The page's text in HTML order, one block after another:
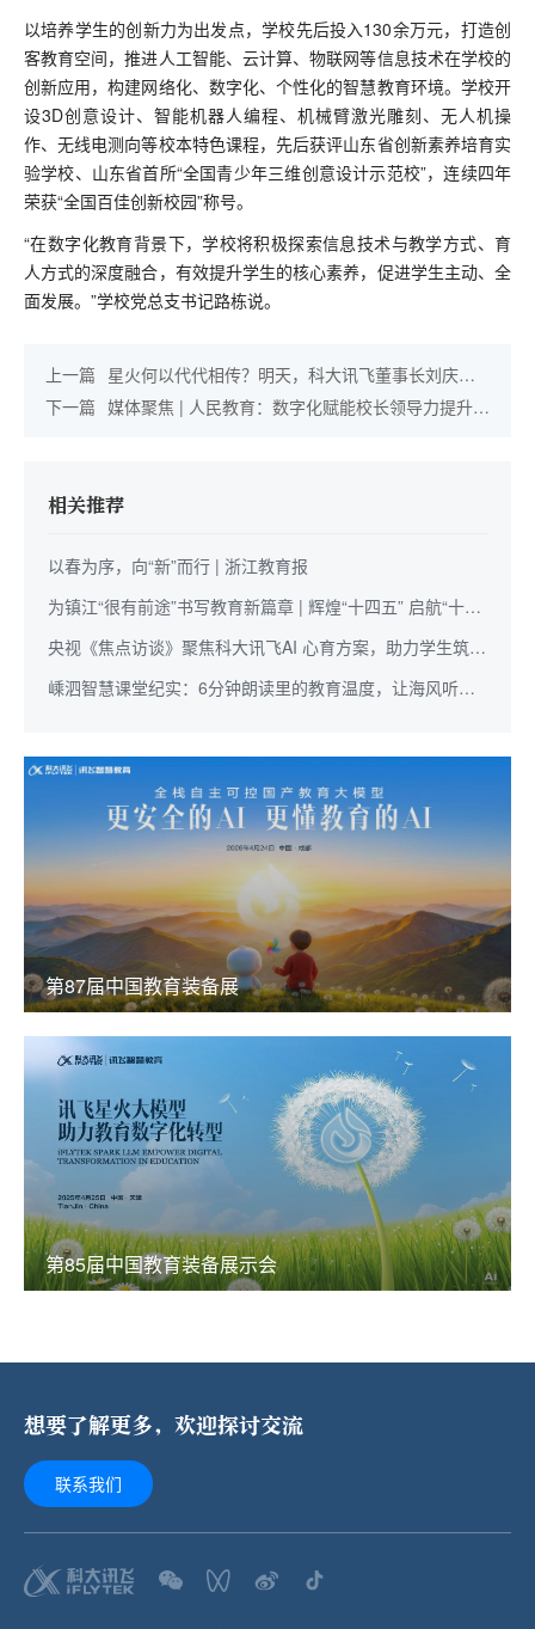
以培养学生的创新力为出发点，学校先后投入130余万元，打造创
客教育空间，推进人工智能、云计算、物联网等信息技术在学校的
创新应用，构建网络化、数字化、个性化的智慧教育环境。学校开
设3D创意设计、智能机器人编程、机械臂激光雕刻、无人机操
作、无线电测向等校本特色课程，先后获评山东省创新素养培育实
验学校、山东省首所“全国青少年三维创意设计示范校”，连续四年
荣获“全国百佳创新校园”称号。
“在数字化教育背景下，学校将积极探索信息技术与教学方式、育
人方式的深度融合，有效提升学生的核心素养，促进学生主动、全
面发展。”学校党总支书记路栋说。
上一篇 星火何以代代相传？明天，科大讯飞董事长刘庆峰
带你共忆师生情
下一篇 媒体聚焦 | 人民教育：数字化赋能校长领导力提升的
相关推荐
以春为序，向“新”而行 | 浙江教育报
为镇江“很有前途”书写教育新篇章 | 辉煌“十四五” 启航“十五
五”
央视《焦点访谈》聚焦科大讯飞AI 心育方案，助力学生筑牢
心理健康防线
嵊泗智慧课堂纪实：6分钟朗读里的教育温度，让海风听见
第87届中国教育装备展
第85届中国教育装备展示会
想要了解更多，欢迎探讨交流
联系我们